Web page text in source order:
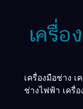
เครื่องมือช่าง เ
ช่างไฟฟ้า เครื่อ